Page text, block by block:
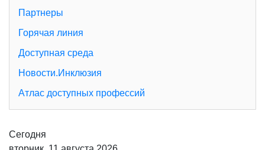
Партнеры
Горячая линия
Доступная среда
Новости.Инклюзия
Атлас доступных профессий
Сегодня